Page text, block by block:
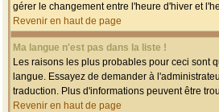
gérer le changement entre l'heure d'hiver et
Revenir en haut de page
Ma langue n'est pas dans la liste !
Les raisons les plus probables pour ceci sont
langue. Essayez de demander à
traduction. Plus d'informations peuvent être
Revenir en haut de page